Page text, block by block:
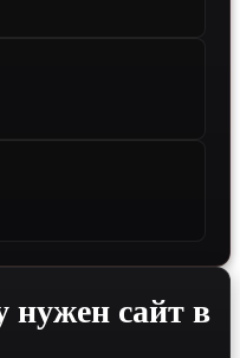
нужен сайт в